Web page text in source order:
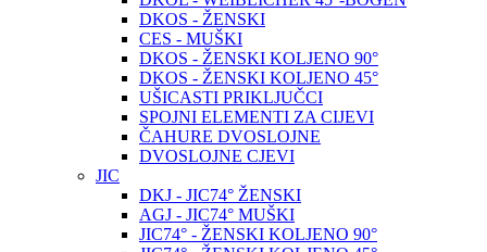
DKOS - ŽENSKI
CES - MUŠKI
DKOS - ŽENSKI KOLJENO 90°
DKOS - ŽENSKI KOLJENO 45°
UŠICASTI PRIKLJUČCI
SPOJNI ELEMENTI ZA CIJEVI
ČAHURE DVOSLOJNE
DVOSLOJNE CJEVI
JIC
DKJ - JIC74° ŽENSKI
AGJ - JIC74° MUŠKI
JIC74° - ŽENSKI KOLJENO 90°